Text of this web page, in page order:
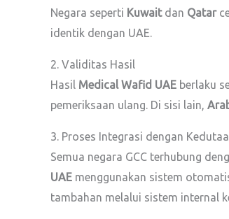
Negara seperti Kuwaitdan Qatar
identik dengan UAE.
2. Validitas Hasil
Hasil Medical Wafid UAE berlaku
pemeriksaan ulang. Di sisi lain,
3. Proses Integrasi dengan
Semua negara GCC terhubung
UAE menggunakan sistem
tambahan melalui sistem internal